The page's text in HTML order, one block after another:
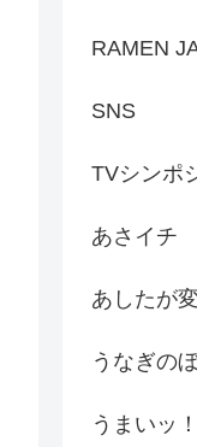
RAMEN
SNS
TVシンポ
あさイチ
あしたが
うなぎの
うまいッ！